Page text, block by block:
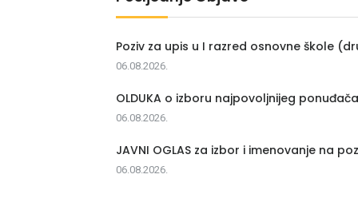
Poziv za upis u I razred osnovne škole
06.08.2026.
OLDUKA o izboru najpovoljnijeg
06.08.2026.
JAVNI OGLAS za izbor i imenovanje na
06.08.2026.